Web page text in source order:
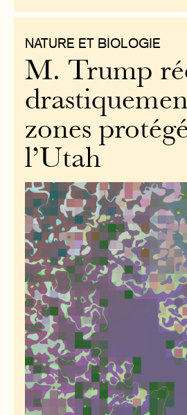
NATURE ET BIOLOGIE
M. Trump
zones
l’Utah